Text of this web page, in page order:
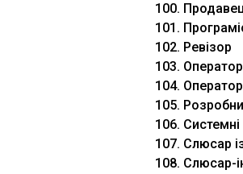
100.
101.
102. Ревізор
103.
104.
105.
106.
107. Слюсар
108. Слюсар-